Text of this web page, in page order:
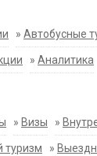
» Автобусные
» Аналитика
» Визы »
туризм »